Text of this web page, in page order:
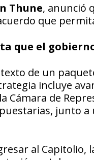
Thune, anunció
que
que el
de un
incluye
de
junto
al Capitolio,